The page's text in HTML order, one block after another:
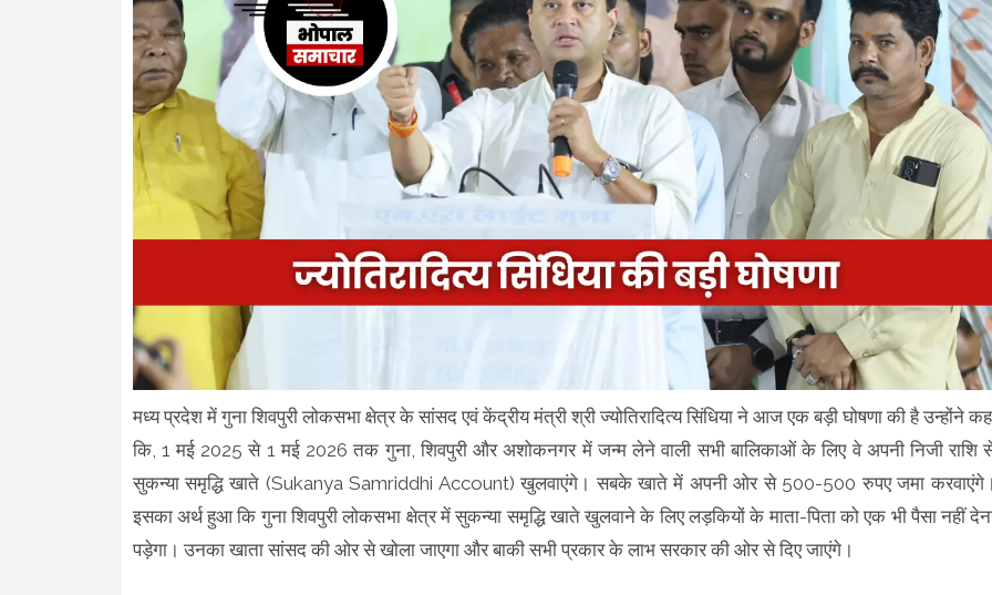
मध्य प्रदेश में गुना शिवपुरी लोकसभा क्षेत्र के सांसद एवं केंद्रीय मंत्री श्री ज्योतिरादित्य सिंधिया ने आज एक बड़ी घोषणा की है उन्होंने
कि, 1 मई 2025 से 1 मई 2026 तक गुना, शिवपुरी और अशोकनगर में जन्म लेने वाली सभी बालिकाओं के लिए वे अपनी निजी राशि
सुकन्या समृद्धि खाते (Sukanya Samriddhi Account) खुलवाएंगे। सबके खाते में अपनी ओर से 500-500 रुपए जमा
इसका अर्थ हुआ कि गुना शिवपुरी लोकसभा क्षेत्र में सुकन्या समृद्धि खाते खुलवाने के लिए लड़कियों के माता-पिता को एक भी पैसा नहीं
पड़ेगा। उनका खाता सांसद की ओर से खोला जाएगा और बाकी सभी प्रकार के लाभ सरकार की ओर से दिए जाएंगे।